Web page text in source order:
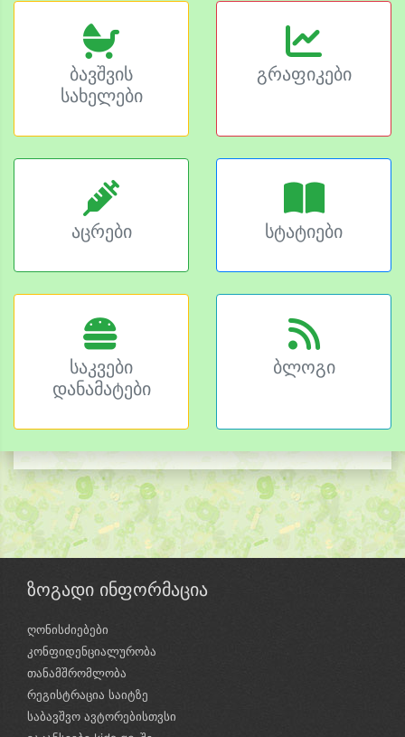
ბავშვის
სახელები
გრაფიკები
აცრები სტატიები
საკვები
დანამატები
ბლოგი
ზოგადი ინფორმაცია
ღონისძიებები
კონფიდენციალურობა
თანამშრომლობა
რეგისტრაცია საიტზე
საბავშვო ავტორებისთვსი